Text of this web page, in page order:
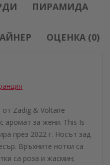
ПИРАМИДА
ОЦЕНКА (0)
от Zadig & Voltaire
аромат за жени. This Is
през 2022 г. Носът зад
Връхните нотки са
са роза и жасмин;